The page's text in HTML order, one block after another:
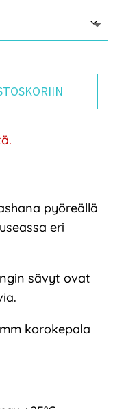
pyöreällä
eri
sävyt ovat
korokepala